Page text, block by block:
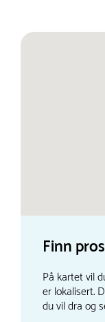
Finn
På kartet vil
er lokalisert.
du vil dra og